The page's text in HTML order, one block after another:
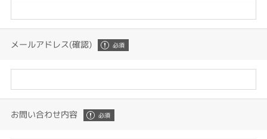
メールアドレス(確認)
お問い合わせ内容